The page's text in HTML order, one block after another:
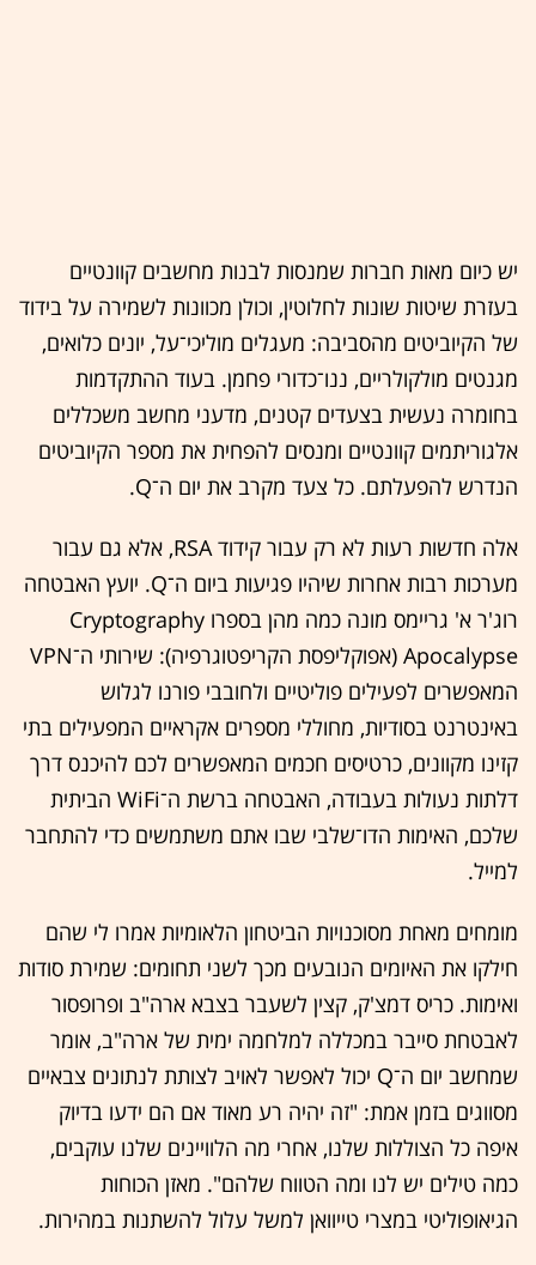
יש כיום מאות חברות שמנסות לבנות מחשבים קוונטיים
בעזרת שיטות שונות לחלוטין, וכולן מכוונות לשמירה על בידוד
של הקיוביטים מהסביבה: מעגלים מוליכי־על, יונים כלואים,
מגנטים מולקולריים, ננו־כדורי פחמן. בעוד ההתקדמות
בחומרה נעשית בצעדים קטנים, מדעני מחשב משכללים
אלגוריתמים קוונטיים ומנסים להפחית את מספר הקיוביטים
הנדרש להפעלתם. כל צעד מקרב את יום ה־Q.
אלה חדשות רעות לא רק עבור קידוד RSA, אלא גם עבור
מערכות רבות אחרות שיהיו פגיעות ביום ה־Q. יועץ האבטחה
רוג'ר א' גריימס מונה כמה מהן בספרו Cryptography
Apocalypse (אפוקליפסת הקריפטוגרפיה): שירותי ה־VPN
המאפשרים לפעילים פוליטיים ולחובבי פורנו לגלוש
באינטרנט בסודיות, מחוללי מספרים אקראיים המפעילים בתי
קזינו מקוונים, כרטיסים חכמים המאפשרים לכם להיכנס דרך
דלתות נעולות בעבודה, האבטחה ברשת ה־WiFi הביתית
שלכם, האימות הדו־שלבי שבו אתם משתמשים כדי להתחבר
למייל.
מומחים מאחת מסוכנויות הביטחון הלאומיות אמרו לי שהם
חילקו את האיומים הנובעים מכך לשני תחומים: שמירת סודות
ואימות. כריס דמצ'ק, קצין לשעבר בצבא ארה"ב ופרופסור
לאבטחת סייבר במכללה למלחמה ימית של ארה"ב, אומר
שמחשב יום ה־Q יכול לאפשר לאויב לצותת לנתונים צבאיים
מסווגים בזמן אמת: "זה יהיה רע מאוד אם הם ידעו בדיוק
איפה כל הצוללות שלנו, אחרי מה הלוויינים שלנו עוקבים,
כמה טילים יש לנו ומה הטווח שלהם". מאזן הכוחות
הגיאופוליטי במצרי טייוואן למשל עלול להשתנות במהירות.